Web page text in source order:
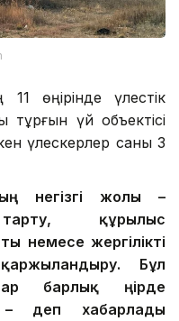
11 өңірінде үлестік
үй объектісі
үлескерлер саны 3
негізгі жолы –
құрылыс
немесе жергілікті
Бұл
барлық өңірде
деп хабарлады